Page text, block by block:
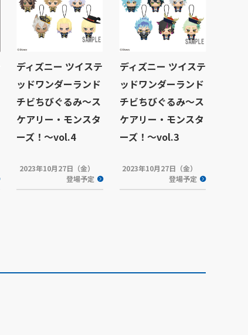
ディズニー ツイステ
ッドワンダーランド
チビちびぐるみ～ス
ケアリー・モンスタ
ーズ！～vol.4
2023年10月27日（金）
登場予定
ディズニー ツイステ
ッドワンダーランド
チビちびぐるみ～ス
ケアリー・モンスタ
ーズ！～vol.3
2023年10月27日（金）
登場予定